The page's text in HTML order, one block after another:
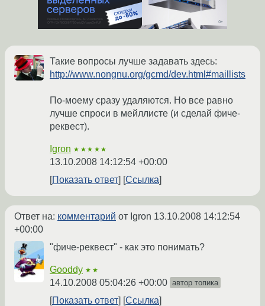
Такие вопросы лучше задавать здесь:
http://www.nongnu.org/gcmd/dev.html#maillists
По-моему сразу удаляются. Но все равно
лучше спроси в мейллисте (и сделай фиче-
реквест).
Igron ★★★★★
13.10.2008 14:12:54 +00:00
Показать ответ
Ссылка
Ответ на: комментарий от Igron 13.10.2008 14:12:54
+00:00
"фиче-реквест" - как это понимать?
Gooddy ★★
14.10.2008 05:04:26 +00:00 автор топика
Показать ответ Ссылка